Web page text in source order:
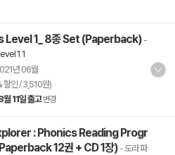
Level 1_ 8종 Set (Paperback) -
1 1
년 06월
할인 / 3,510원)
월 11일 출고 변경
: Phonics Reading Progr
12권 + CD 1장)- 도라 파